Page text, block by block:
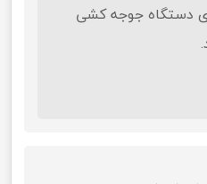
دستگاه جوجه کشی